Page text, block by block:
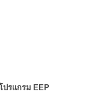
ปรแกรม EEP